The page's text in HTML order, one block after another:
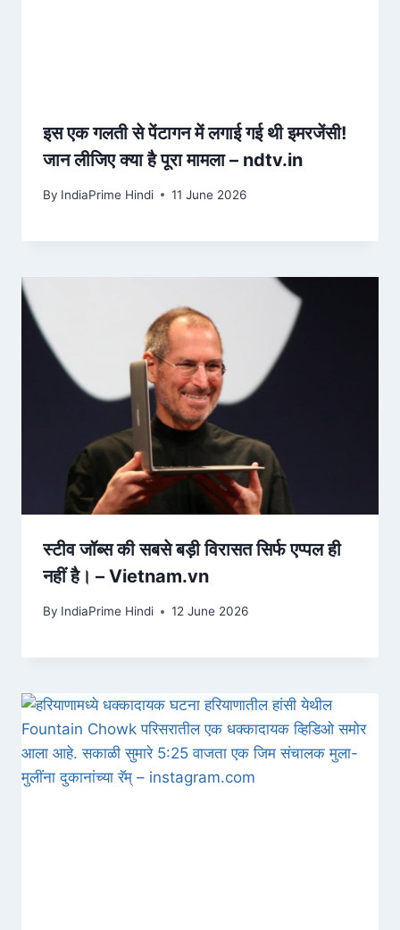
इस एक गलती से पेंटागन में लगाई गई थी इमरजेंसी!
जान लीजिए क्या है पूरा मामला – ndtv.in
By IndiaPrime Hindi 11 June 2026
स्टीव जॉब्स की सबसे बड़ी विरासत सिर्फ एप्पल ही
नहीं है। – Vietnam.vn
By IndiaPrime Hindi 12 June 2026